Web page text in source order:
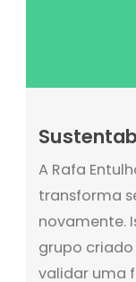
A Rafa
transforma
novamente.
grupo
validar uma